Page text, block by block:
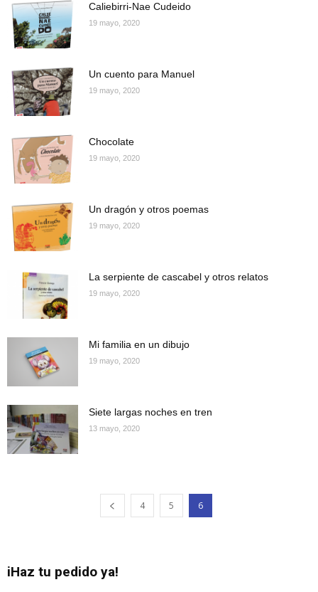
Caliebirri-Nae Cudeido
19 mayo, 2020
Un cuento para Manuel
19 mayo, 2020
Chocolate
19 mayo, 2020
Un dragón y otros poemas
19 mayo, 2020
La serpiente de cascabel y otros relatos
19 mayo, 2020
Mi familia en un dibujo
19 mayo, 2020
Siete largas noches en tren
13 mayo, 2020
4 5 6
iHaz tu pedido ya!